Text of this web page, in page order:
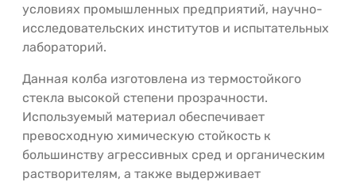
условиях промышленных предприятий, научно-
исследовательских институтов и испытательных
лабораторий.
Данная колба изготовлена из термостойкого
стекла высокой степени прозрачности.
Используемый материал обеспечивает
превосходную химическую стойкость к
большинству агрессивных сред и органическим
растворителям, а также выдерживает